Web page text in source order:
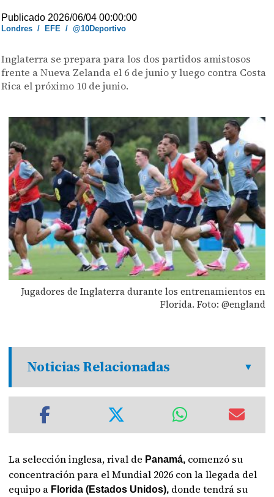
Publicado 2026/06/04 00:00:00
Londres / EFE /@10Deportivo
Inglaterra se prepara para los dos partidos amistosos
frente a Nueva Zelanda el 6 de junio y luego contra Costa
Rica el próximo 10 de junio.
Jugadores de Inglaterra durante los entrenamientos en
Florida. Foto: @england
Noticias Relacionadas
La selección inglesa, rival de Panamá, comenzó su
concentración para el Mundial 2026 con la llegada del
equipo a Florida (Estados Unidos), donde tendrá su